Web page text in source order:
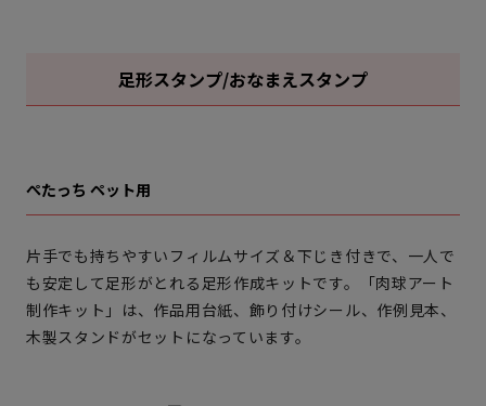
足形スタンプ/おなまえスタンプ
ぺたっち ペット用
片手でも持ちやすいフィルムサイズ＆下じき付きで、一人で
も安定して足形がとれる足形作成キットです。「肉球アート
制作キット」は、作品用台紙、飾り付けシール、作例見本、
木製スタンドがセットになっています。